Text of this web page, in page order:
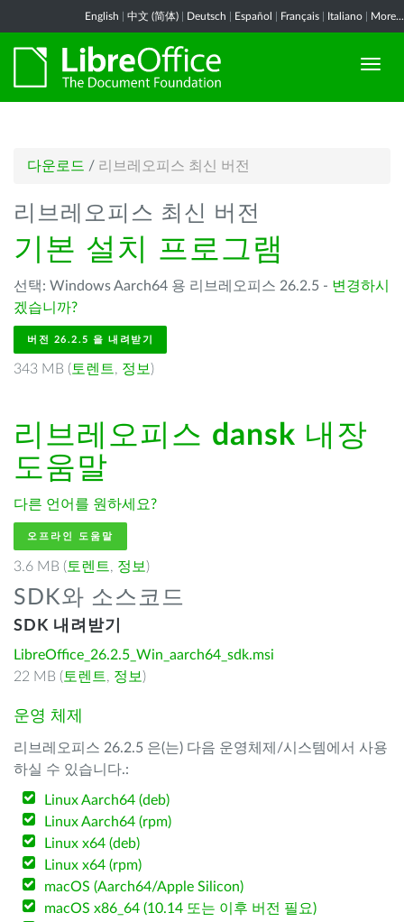
English 中文 (简体) Deutsch Español Français Italiano More...
다운로드 / 리브레오피스 최신 버전
리브레오피스 최신 버전
기본 설치 프로그램
선택: Windows Aarch64 용 리브레오피스 26.2.5 - 변경하시
겠습니까?
버전 26.2.5 을 내려받기
343 MB ( 토렌트, 정보 )
리브레오피스 dansk 내장
도움말
다른 언어를 원하세요?
오프라인 도움말
3.6 MB ( 토렌트, 정보 )
SDK와 소스코드
SDK 내려받기
LibreOffice_26.2.5_Win_aarch64_sdk.msi
22 MB ( 토렌트, 정보 )
운영 체제
리브레오피스 26.2.5 은(는) 다음 운영체제/시스템에서 사용
하실 수 있습니다.:
Linux Aarch64 (deb)
Linux Aarch64 (rpm)
Linux x64 (deb)
Linux x64 (rpm)
macOS (Aarch64/Apple Silicon)
macOS x86_64 (10.14 또는 이후 버전 필요)